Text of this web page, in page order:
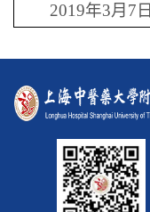
2019年3月7日